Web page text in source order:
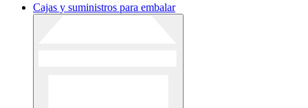
Cajas y suministros para embalar